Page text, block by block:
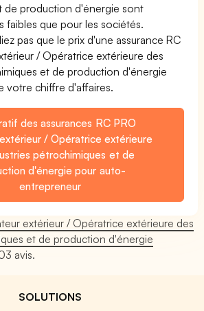
de production d'énergie sont
faibles que pour les sociétés.
pas que le prix d'une assurance RC
/ Opératrice extérieure des
et de production d'énergie
votre chiffre d'affaires.
des assurances RC PRO
/ Opératrice extérieure
pétrochimiques et de
d'énergie pour auto-
entrepreneur
extérieur / Opératrice extérieure des
et de production d'énergie
avis.
SOLUTIONS